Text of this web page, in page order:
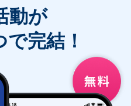
動が
で完結！